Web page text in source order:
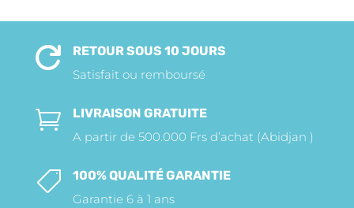

RETOUR SOUS 10 JOURS
Satisfait ou remboursé

LIVRAISON GRATUITE
A partir de 500.000 Frs d’achat (Abidjan )

100% QUALITÉ GARANTIE
Garantie 6 à 1 ans